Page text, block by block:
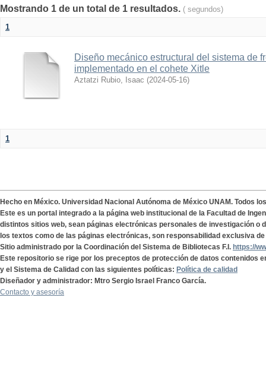
Mostrando 1 de un total de 1 resultados. ( segundos)
1
Diseño mecánico estructural del sistema de
implementado en el cohete Xitle
Aztatzi Rubio, Isaac (2024-05-16)
1
Hecho en México. Universidad Nacional Autónoma de México UNAM. Todos
Este es un portal integrado a la página web institucional de la Facultad de
distintos sitios web, sean páginas electrónicas personales de investigación o
los textos como de las páginas electrónicas, son responsabilidad exclusiva
Sitio administrado por la Coordinación del Sistema de Bibliotecas F.I. https://
Este repositorio se rige por los preceptos de protección de datos contenidos
y el Sistema de Calidad con las siguientes políticas: Política de calidad
Diseñador y administrador: Mtro Sergio Israel Franco García.
Contacto y asesoría